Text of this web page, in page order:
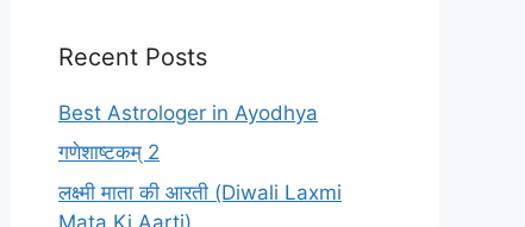
Recent Posts
Best Astrologer in Ayodhya
गणेशाष्टकम् 2
लक्ष्मी माता की आरती (Diwali Laxmi
Mata Ki Aarti)